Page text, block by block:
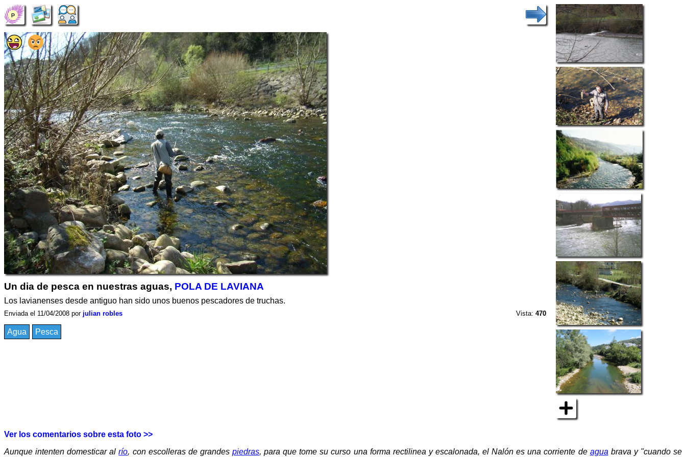
Un dia de pesca en nuestras aguas, POLA DE LAVIANA
Los lavianenses desde antiguo han sido unos buenos pescadores de truchas.
Enviada el 11/04/2008 por julian robles Vista:470
Agua Pesca
Ver los comentarios sobre esta foto >>
Aunque intenten domesticar alrío, con escolleras de grandes piedras, para que tome su curso una forma rectilinea y escalonada, el Nalón es una corriente de agua brava y "cuando se